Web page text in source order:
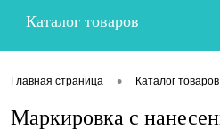
Каталог товаров
Главная страница • Каталог товаров
Маркировка с